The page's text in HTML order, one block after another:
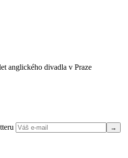
anglického divadla v Praze